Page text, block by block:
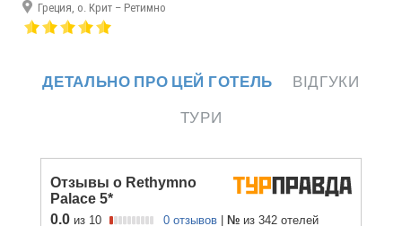
Греция, о. Крит – Ретимно
ДЕТАЛЬНО ПРО ЦЕЙ ГОТЕЛЬ
ВІДГУКИ
ТУРИ